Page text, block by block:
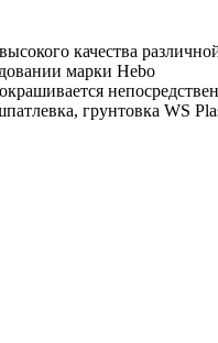
качества
марки Hebo
грунтовка WS